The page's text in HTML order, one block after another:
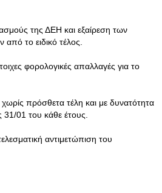
της ΔΕΗ και εξαίρεση των
το ειδικό τέλος.
φορολογικές απαλλαγές για το
πρόσθετα τέλη και με δυνατότητα
01 του κάθε έτους.
αντιμετώπιση του